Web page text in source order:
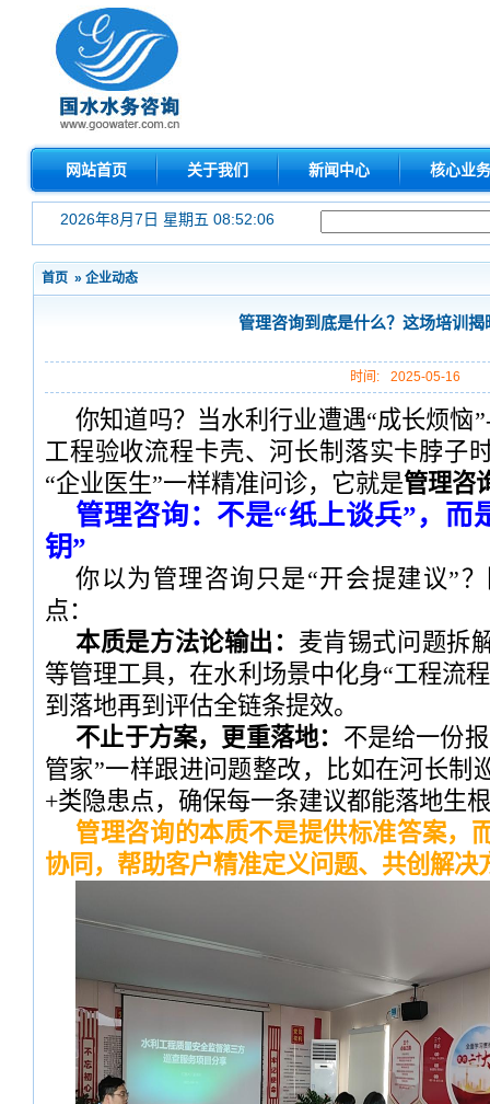
网站首页 关于我们 新闻中心 核心业务
2026年8月7日 星期五 08:52:07
首页 » 企业动态
管理咨询到底是什么？这场培训揭
时间: 2025-05-16
你知道吗？当水利行业遭遇“成长烦恼
工程验收流程卡壳、河长制落实卡脖子
“企业医生”一样精准问诊，它就是管理咨
管理咨询：不是“纸上谈兵”，而
钥”
你以为管理咨询只是“开会提建议”
点：
本质是方法论输出： 麦肯锡式问题拆
等管理工具，在水利场景中化身“工程流
到落地再到评估全链条提效。
不止于方案，更重落地： 不是给一份
管家”一样跟进问题整改，比如在河长制
+类隐患点，确保每一条建议都能落地生
管理咨询的本质不是提供标准答案，
协同，帮助客户精准定义问题、共创解决